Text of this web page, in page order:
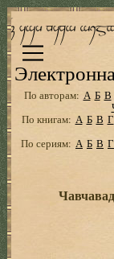
По авторам: А Б В
По книгам: А Б В Г
По сериям: А Б В Г